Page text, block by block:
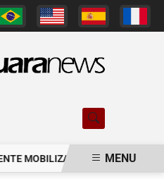
MOBILIZA AUTORIDADES EM
MENU